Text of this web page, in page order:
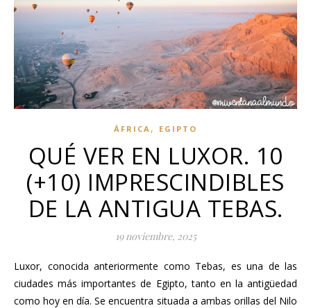
ÁFRICA , EGIPTO
QUÉ VER EN LUXOR. 10
(+10) IMPRESCINDIBLES
DE LA ANTIGUA TEBAS.
19 noviembre, 2025
Luxor, conocida anteriormente como Tebas, es una de las
ciudades más importantes de Egipto, tanto en la antigüedad
como hoy en día. Se encuentra situada a ambas orillas del Nilo